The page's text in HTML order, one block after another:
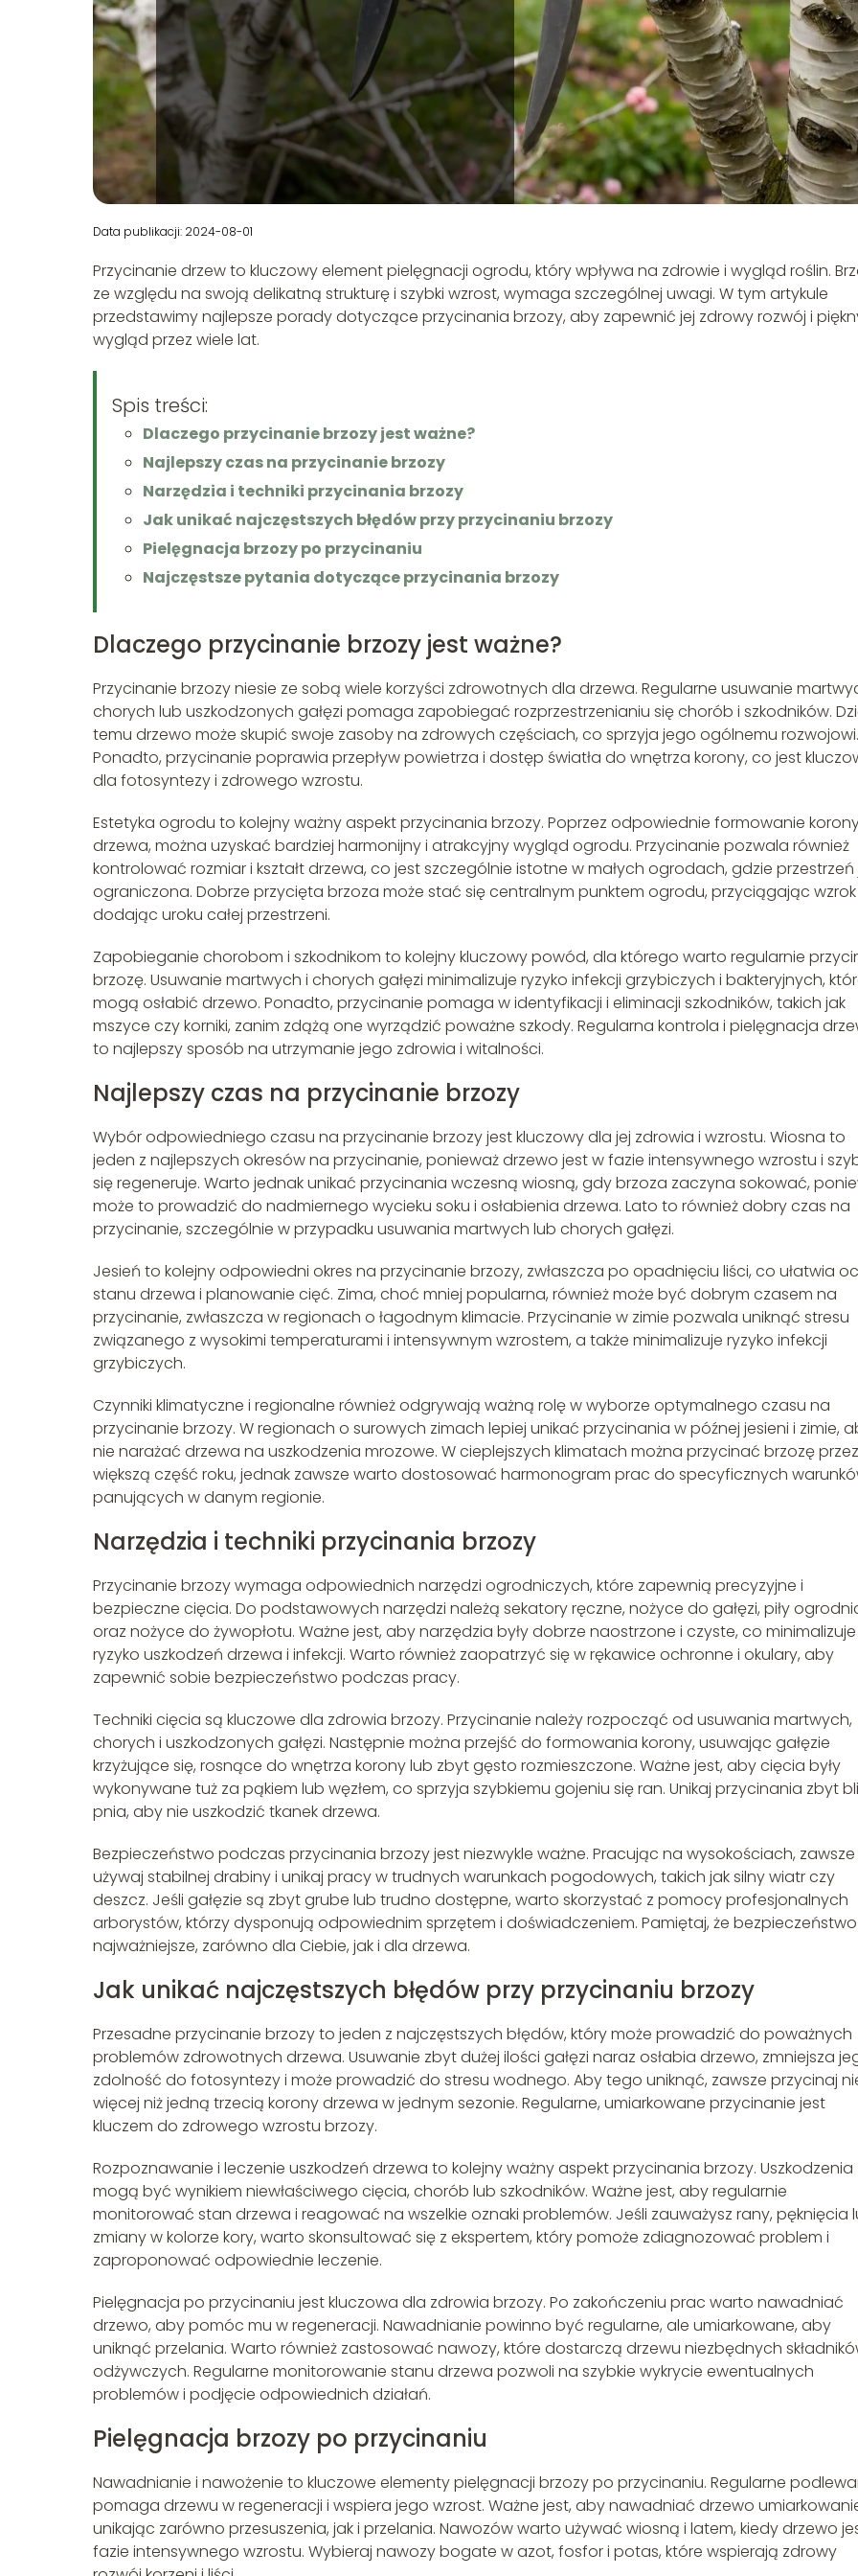
Data publikacji: 2024-08-01
Przycinanie drzew to kluczowy element pielęgnacji ogrodu, który wpływa na zdrowie i wygląd roślin.
ze względu na swoją delikatną strukturę i szybki wzrost, wymaga szczególnej uwagi. W tym artykule
przedstawimy najlepsze porady dotyczące przycinania brzozy, aby zapewnić jej zdrowy rozwój i
wygląd przez wiele lat.
Spis treści:
Dlaczego przycinanie brzozy jest ważne?
Najlepszy czas na przycinanie brzozy
Narzędzia i techniki przycinania brzozy
Jak unikać najczęstszych błędów przy przycinaniu brzozy
Pielęgnacja brzozy po przycinaniu
Najczęstsze pytania dotyczące przycinania brzozy
Dlaczego przycinanie brzozy jest ważne?
Przycinanie brzozy niesie ze sobą wiele korzyści zdrowotnych dla drzewa. Regularne usuwanie
chorych lub uszkodzonych gałęzi pomaga zapobiegać rozprzestrzenianiu się chorób i szkodników.
temu drzewo może skupić swoje zasoby na zdrowych częściach, co sprzyja jego ogólnemu rozwojowi.
Ponadto, przycinanie poprawia przepływ powietrza i dostęp światła do wnętrza korony, co jest
dla fotosyntezy i zdrowego wzrostu.
Estetyka ogrodu to kolejny ważny aspekt przycinania brzozy. Poprzez odpowiednie formowanie
drzewa, można uzyskać bardziej harmonijny i atrakcyjny wygląd ogrodu. Przycinanie pozwala również
kontrolować rozmiar i kształt drzewa, co jest szczególnie istotne w małych ogrodach, gdzie przestrzeń
ograniczona. Dobrze przycięta brzoza może stać się centralnym punktem ogrodu, przyciągając wzrok
dodając uroku całej przestrzeni.
Zapobieganie chorobom i szkodnikom to kolejny kluczowy powód, dla którego warto regularnie
brzozę. Usuwanie martwych i chorych gałęzi minimalizuje ryzyko infekcji grzybiczych i bakteryjnych,
mogą osłabić drzewo. Ponadto, przycinanie pomaga w identyfikacji i eliminacji szkodników, takich jak
mszyce czy korniki, zanim zdążą one wyrządzić poważne szkody. Regularna kontrola i pielęgnacja
to najlepszy sposób na utrzymanie jego zdrowia i witalności.
Najlepszy czas na przycinanie brzozy
Wybór odpowiedniego czasu na przycinanie brzozy jest kluczowy dla jej zdrowia i wzrostu. Wiosna to
jeden z najlepszych okresów na przycinanie, ponieważ drzewo jest w fazie intensywnego wzrostu i
się regeneruje. Warto jednak unikać przycinania wczesną wiosną, gdy brzoza zaczyna sokować,
może to prowadzić do nadmiernego wycieku soku i osłabienia drzewa. Lato to również dobry czas na
przycinanie, szczególnie w przypadku usuwania martwych lub chorych gałęzi.
Jesień to kolejny odpowiedni okres na przycinanie brzozy, zwłaszcza po opadnięciu liści, co ułatwia
stanu drzewa i planowanie cięć. Zima, choć mniej popularna, również może być dobrym czasem na
przycinanie, zwłaszcza w regionach o łagodnym klimacie. Przycinanie w zimie pozwala uniknąć stresu
związanego z wysokimi temperaturami i intensywnym wzrostem, a także minimalizuje ryzyko infekcji
grzybiczych.
Czynniki klimatyczne i regionalne również odgrywają ważną rolę w wyborze optymalnego czasu na
przycinanie brzozy. W regionach o surowych zimach lepiej unikać przycinania w późnej jesieni i zimie,
nie narażać drzewa na uszkodzenia mrozowe. W cieplejszych klimatach można przycinać brzozę przez
większą część roku, jednak zawsze warto dostosować harmonogram prac do specyficznych
panujących w danym regionie.
Narzędzia i techniki przycinania brzozy
Przycinanie brzozy wymaga odpowiednich narzędzi ogrodniczych, które zapewnią precyzyjne i
bezpieczne cięcia. Do podstawowych narzędzi należą sekatory ręczne, nożyce do gałęzi, piły
oraz nożyce do żywopłotu. Ważne jest, aby narzędzia były dobrze naostrzone i czyste, co minimalizuje
ryzyko uszkodzeń drzewa i infekcji. Warto również zaopatrzyć się w rękawice ochronne i okulary, aby
zapewnić sobie bezpieczeństwo podczas pracy.
Techniki cięcia są kluczowe dla zdrowia brzozy. Przycinanie należy rozpocząć od usuwania martwych,
chorych i uszkodzonych gałęzi. Następnie można przejść do formowania korony, usuwając gałęzie
krzyżujące się, rosnące do wnętrza korony lub zbyt gęsto rozmieszczone. Ważne jest, aby cięcia były
wykonywane tuż za pąkiem lub węzłem, co sprzyja szybkiemu gojeniu się ran. Unikaj przycinania zbyt
pnia, aby nie uszkodzić tkanek drzewa.
Bezpieczeństwo podczas przycinania brzozy jest niezwykle ważne. Pracując na wysokościach, zawsze
używaj stabilnej drabiny i unikaj pracy w trudnych warunkach pogodowych, takich jak silny wiatr czy
deszcz. Jeśli gałęzie są zbyt grube lub trudno dostępne, warto skorzystać z pomocy profesjonalnych
arborystów, którzy dysponują odpowiednim sprzętem i doświadczeniem. Pamiętaj, że
najważniejsze, zarówno dla Ciebie, jak i dla drzewa.
Jak unikać najczęstszych błędów przy przycinaniu brzozy
Przesadne przycinanie brzozy to jeden z najczęstszych błędów, który może prowadzić do poważnych
problemów zdrowotnych drzewa. Usuwanie zbyt dużej ilości gałęzi naraz osłabia drzewo, zmniejsza
zdolność do fotosyntezy i może prowadzić do stresu wodnego. Aby tego uniknąć, zawsze przycinaj
więcej niż jedną trzecią korony drzewa w jednym sezonie. Regularne, umiarkowane przycinanie jest
kluczem do zdrowego wzrostu brzozy.
Rozpoznawanie i leczenie uszkodzeń drzewa to kolejny ważny aspekt przycinania brzozy. Uszkodzenia
mogą być wynikiem niewłaściwego cięcia, chorób lub szkodników. Ważne jest, aby regularnie
monitorować stan drzewa i reagować na wszelkie oznaki problemów. Jeśli zauważysz rany, pęknięcia
zmiany w kolorze kory, warto skonsultować się z ekspertem, który pomoże zdiagnozować problem i
zaproponować odpowiednie leczenie.
Pielęgnacja po przycinaniu jest kluczowa dla zdrowia brzozy. Po zakończeniu prac warto nawadniać
drzewo, aby pomóc mu w regeneracji. Nawadnianie powinno być regularne, ale umiarkowane, aby
uniknąć przelania. Warto również zastosować nawozy, które dostarczą drzewu niezbędnych
odżywczych. Regularne monitorowanie stanu drzewa pozwoli na szybkie wykrycie ewentualnych
problemów i podjęcie odpowiednich działań.
Pielęgnacja brzozy po przycinaniu
Nawadnianie i nawożenie to kluczowe elementy pielęgnacji brzozy po przycinaniu. Regularne
pomaga drzewu w regeneracji i wspiera jego wzrost. Ważne jest, aby nawadniać drzewo
unikając zarówno przesuszenia, jak i przelania. Nawozów warto używać wiosną i latem, kiedy drzewo
fazie intensywnego wzrostu. Wybieraj nawozy bogate w azot, fosfor i potas, które wspierają zdrowy